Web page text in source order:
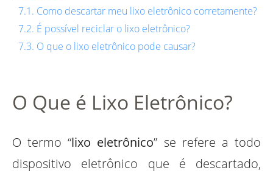
Como descartar meu lixo eletrônico corretamente?
É possível reciclar o lixo eletrônico?
O que o lixo eletrônico pode causar?
O Que é Lixo Eletrônico?
O termo “lixo eletrônico” se refere a todo
dispositivo eletrônico que é descartado,